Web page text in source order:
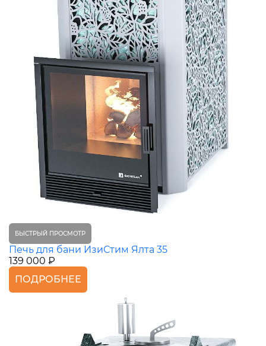
БЫСТРЫЙ ПРОСМОТР
Печь для бани ИзиСтим Ялта 35
139 000 ₽
ПОДРОБНЕЕ